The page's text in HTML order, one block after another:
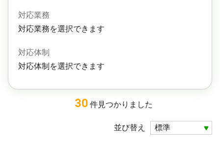
対応業務
対応業務を選択できます
対応体制
対応体制を選択できます
30 件見つかりました
並び替え